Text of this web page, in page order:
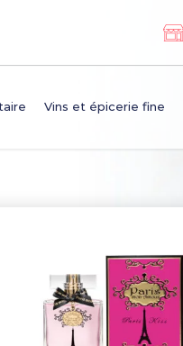
Vins et épicerie fine